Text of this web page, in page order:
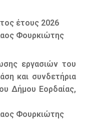
έτους 2026
Φουρκιώτης
εργασιών του
και συνδετήρια
Δήμου Εορδαίας,
Φουρκιώτης